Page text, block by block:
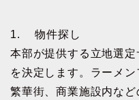
1. 物件探し
本部が提供する立地選
を決定します。ラーメ
繁華街、商業施設内な